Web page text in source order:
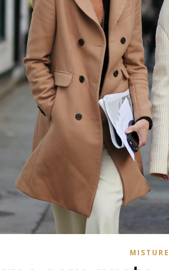
MISTURE